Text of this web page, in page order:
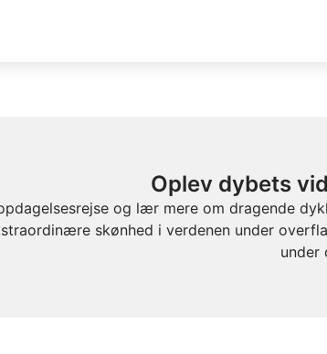
Oplev dybets
og lær mere om dragende
skønhed i verdenen under
under